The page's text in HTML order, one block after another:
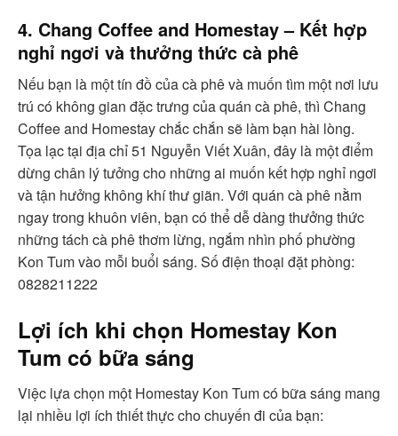
4. Chang Coffee and Homestay – Kết hợp
nghỉ ngơi và thưởng thức cà phê
Nếu bạn là một tín đồ của cà phê và muốn tìm một nơi lưu
trú có không gian đặc trưng của quán cà phê, thì Chang
Coffee and Homestay chắc chắn sẽ làm bạn hài lòng.
Tọa lạc tại địa chỉ 51 Nguyễn Viết Xuân, đây là một điểm
dừng chân lý tưởng cho những ai muốn kết hợp nghỉ ngơi
và tận hưởng không khí thư giãn. Với quán cà phê nằm
ngay trong khuôn viên, bạn có thể dễ dàng thưởng thức
những tách cà phê thơm lừng, ngắm nhìn phố phường
Kon Tum vào mỗi buổi sáng. Số điện thoại đặt phòng:
0828211222
Lợi ích khi chọn Homestay Kon
Tum có bữa sáng
Việc lựa chọn một Homestay Kon Tum có bữa sáng mang
lại nhiều lợi ích thiết thực cho chuyến đi của bạn: